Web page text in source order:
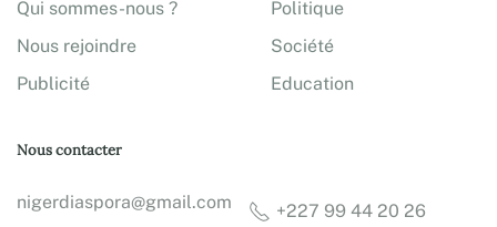
Qui sommes-nous ?
Nous rejoindre
Publicité
Politique
Société
Education
Nous contacter
nigerdiaspora@gmail.com +227 99 44 20 26